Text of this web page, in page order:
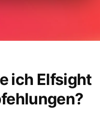
ich Elfsight